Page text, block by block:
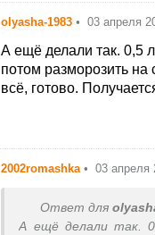
olyasha-1983 • 03 апреля
А ещё делали так. 0,5
потом разморозить
всё, готово.
2002romashka • 03 апреля
Ответ для
А ещё делали так.